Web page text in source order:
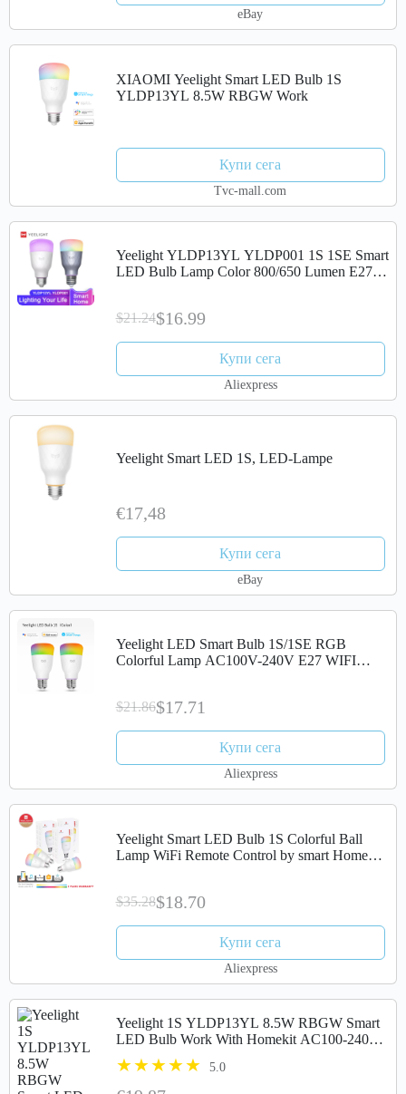
eBay
XIAOMI Yeelight Smart LED Bulb 1S
YLDP13YL 8.5W RBGW Work
Купи сега
Tvc-mall.com
Yeelight YLDP13YL YLDP001 1S 1SE Smart
LED Bulb Lamp Color 800/650 Lumen E27
$21.24$16.99
Купи сега
Aliexpress
Yeelight Smart LED 1S, LED-Lampe
€17,48
Купи сега
eBay
Yeelight LED Smart Bulb 1S/1SE RGB
Colorful Lamp AC100V-240V E27 WIFI
$21.86$17.71
Купи сега
Aliexpress
Yeelight Smart LED Bulb 1S Colorful Ball
Lamp WiFi Remote Control by smart Home
$35.28$18.70
Купи сега
Aliexpress
Yeelight 1S YLDP13YL 8.5W RBGW Smart
LED Bulb Work With Homekit AC100-240V(
Ecosystem Product)
5.0